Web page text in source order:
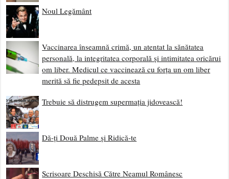
Noul Legământ
Vaccinarea înseamnă crimă, un atentat la sănătatea
personală, la integritatea corporală și intimitatea oricărui
om liber. Medicul ce vaccinează cu forța un om liber
merită să fie pedepsit de acesta
Trebuie să distrugem supermația jidovească!
Dă-ți Două Palme și Ridică-te
Scrisoare Deschisă Către Neamul Românesc